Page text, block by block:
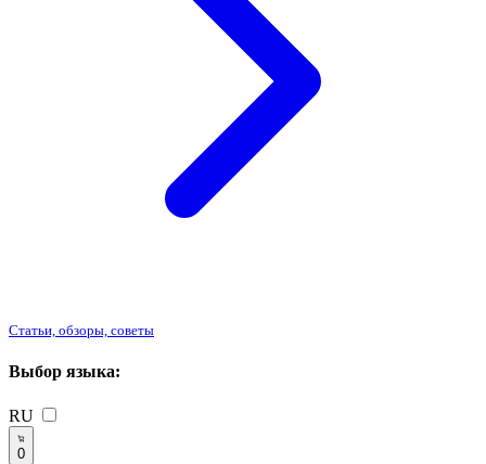
Статьи, обзоры, советы
Выбор языка:
RU
0